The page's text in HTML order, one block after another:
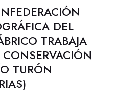
DEL
TRABAJA
TURÓN